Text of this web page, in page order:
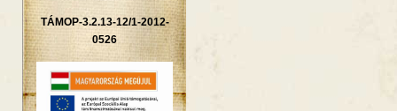
TÁMOP-3.2.13-12/1-2012-
0526